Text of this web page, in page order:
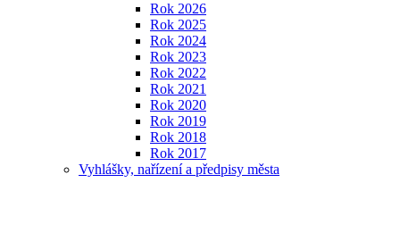
Rok 2026
Rok 2025
Rok 2024
Rok 2023
Rok 2022
Rok 2021
Rok 2020
Rok 2019
Rok 2018
Rok 2017
Vyhlášky, nařízení a předpisy města